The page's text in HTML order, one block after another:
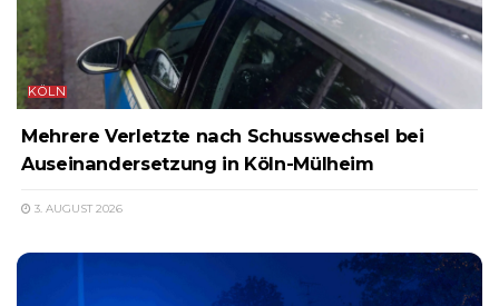
KÖLN
Mehrere Verletzte nach Schusswechsel bei
Auseinandersetzung in Köln-Mülheim
3. AUGUST 2026